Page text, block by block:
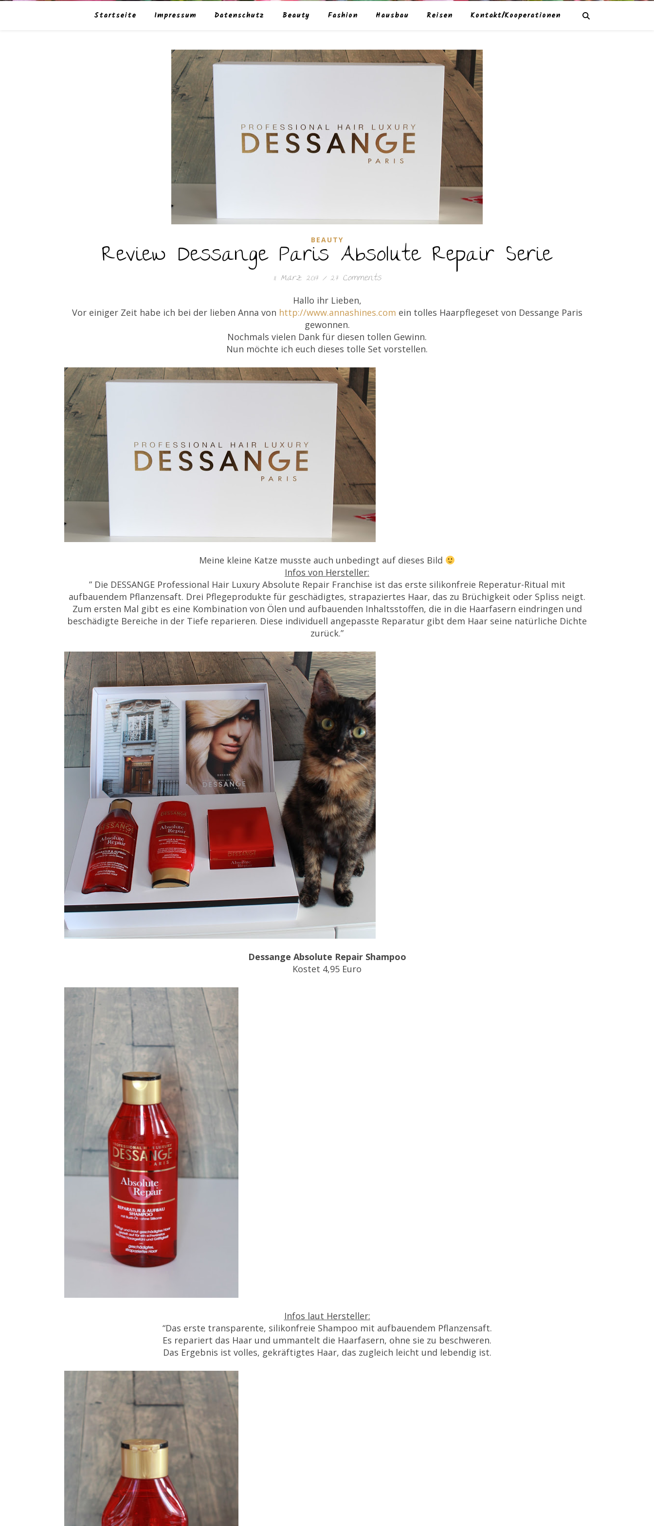
Startseite Impressum Datenschutz Beauty Fashion Hausbau Reisen Kontakt/Kooperationen
BEAUTY
Review Dessange Paris Absolute Repair Serie
11. März 2017 / 27 Comments
Hallo ihr Lieben,
Vor einiger Zeit habe ich bei der lieben Anna von http://www.annashines.com ein tolles Haarpflegeset von Dessange Paris
gewonnen.
Nochmals vielen Dank für diesen tollen Gewinn.
Nun möchte ich euch dieses tolle Set vorstellen.
Meine kleine Katze musste auch unbedingt auf dieses Bild
Infos von Hersteller:
” Die DESSANGE Professional Hair Luxury Absolute Repair Franchise ist das erste silikonfreie Reperatur-Ritual mit
aufbauendem Pflanzensaft. Drei Pflegeprodukte für geschädigtes, strapaziertes Haar, das zu Brüchigkeit oder Spliss neigt.
Zum ersten Mal gibt es eine Kombination von Ölen und aufbauenden Inhaltsstoffen, die in die Haarfasern eindringen und
beschädigte Bereiche in der Tiefe reparieren. Diese individuell angepasste Reparatur gibt dem Haar seine natürliche Dichte
zurück.”
Dessange Absolute Repair Shampoo
Kostet 4,95 Euro
Infos laut Hersteller:
“Das erste transparente, silikonfreie Shampoo mit aufbauendem Pflanzensaft.
Es repariert das Haar und ummantelt die Haarfasern, ohne sie zu beschweren.
Das Ergebnis ist volles, gekräftigtes Haar, das zugleich leicht und lebendig ist.